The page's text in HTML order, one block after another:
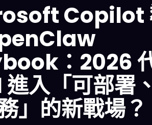
Copilot
：2026
進入「可部署
」的新戰場？